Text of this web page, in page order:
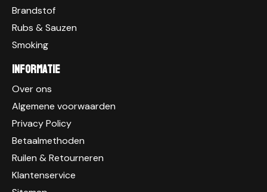
Brandstof
Rubs & Sauzen
Smoking
Informatie
Over ons
Algemene voorwaarden
Privacy Policy
Betaalmethoden
Ruilen & Retourneren
Klantenservice